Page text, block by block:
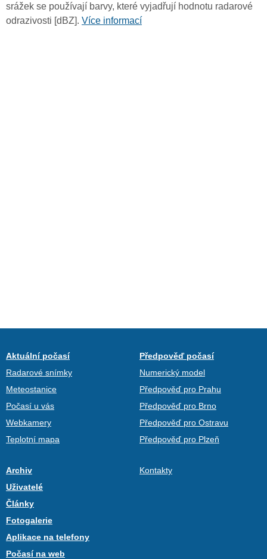
srážek se používají barvy, které vyjadřují hodnotu radarové
odrazivosti [dBZ]. Více informací
Aktuální počasí
Radarové snímky
Meteostanice
Počasí u vás
Webkamery
Teplotní mapa
Předpověď počasí
Numerický model
Předpověď pro Prahu
Předpověď pro Brno
Předpověď pro Ostravu
Předpověď pro Plzeň
Archiv
Uživatelé
Články
Fotogalerie
Aplikace na telefony
Počasí na web
Kontakty